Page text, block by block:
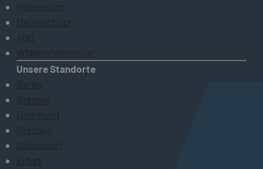
Impressum
Datenschutz
AGB
Widerrufsformular
Unsere Standorte
Berlin
Bremen
Dortmund
Dresden
Düsseldorf
Erfurt